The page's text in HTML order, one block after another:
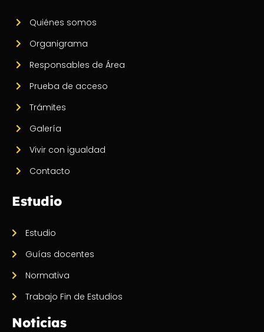
Quiénes somos
Organigrama
Responsables de Área
Prueba de acceso
Trámites
Galería
Vivir con igualdad
Contacto
Estudio
Estudio
Guías docentes
Normativa
Trabajo Fin de Estudios
Noticias